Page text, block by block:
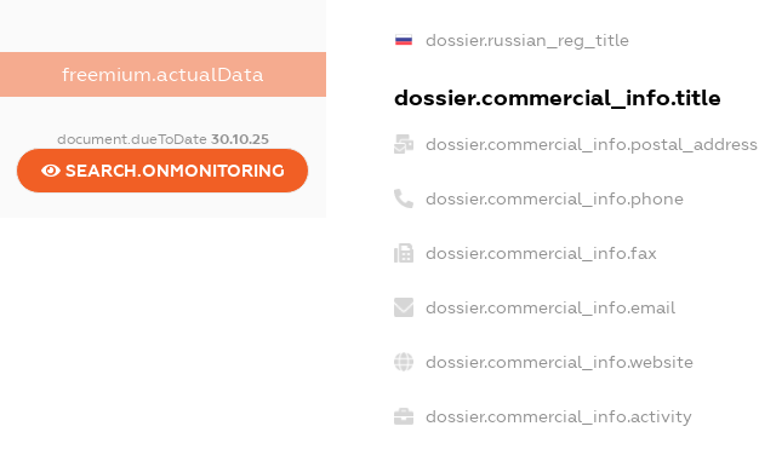
freemium.actualData
document.dueToDate 30.10.25
SEARCH.ONMONITORING
dossier.russian_reg_title
dossier.commercial_info.title
dossier.commercial_info.postal_address
dossier.commercial_info.phone
dossier.commercial_info.fax
dossier.commercial_info.email
dossier.commercial_info.website
dossier.commercial_info.activity